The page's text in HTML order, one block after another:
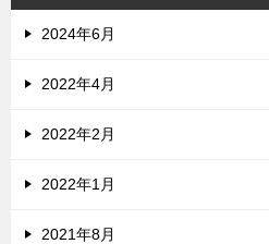
2024年6月
2022年4月
2022年2月
2022年1月
2021年8月